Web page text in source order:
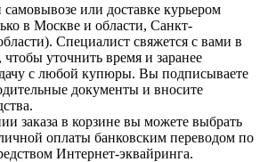
или доставке курьером
в Москве и области, Санкт-
Специалист свяжется с вами в
чтобы уточнить время и заранее
с любой купюры. Вы подписываете
документы и вносите
заказа в корзине вы можете выбрать
оплаты банковским переводом по
Интернет-эквайринга.